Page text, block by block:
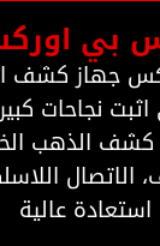
بي
جهاز كشف
اثبت نجاحات
الذهب
الاتصال
استعادة عالية